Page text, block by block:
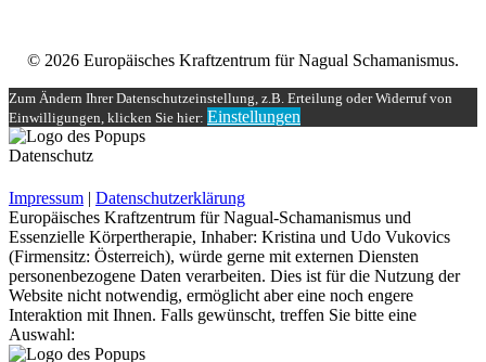
© 2026 Europäisches Kraftzentrum für Nagual Schamanismus.
Zum Ändern Ihrer Datenschutzeinstellung, z.B. Erteilung oder Widerruf von
Einwilligungen, klicken Sie hier: Einstellungen
Datenschutz
Impressum | Datenschutzerklärung
Europäisches Kraftzentrum für Nagual-Schamanismus und
Essenzielle Körpertherapie, Inhaber: Kristina und Udo Vukovics
(Firmensitz: Österreich), würde gerne mit externen Diensten
personenbezogene Daten verarbeiten. Dies ist für die Nutzung der
Website nicht notwendig, ermöglicht aber eine noch engere
Interaktion mit Ihnen. Falls gewünscht, treffen Sie bitte eine
Auswahl: